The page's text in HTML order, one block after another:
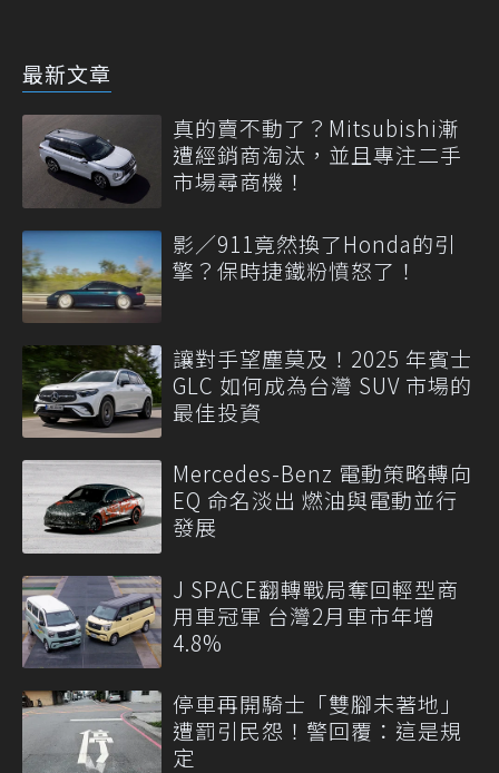
最新文章
真的賣不動了？Mitsubishi漸
遭經銷商淘汰，並且專注二手
市場尋商機！
影／911竟然換了Honda的引
擎？保時捷鐵粉憤怒了！
讓對手望塵莫及！2025 年賓士
GLC 如何成為台灣 SUV 市場的
最佳投資
Mercedes-Benz 電動策略轉向
EQ 命名淡出 燃油與電動並行
發展
J SPACE翻轉戰局奪回輕型商
用車冠軍 台灣2月車市年增
4.8%
停車再開騎士「雙腳未著地」
遭罰引民怨！警回覆：這是規
定